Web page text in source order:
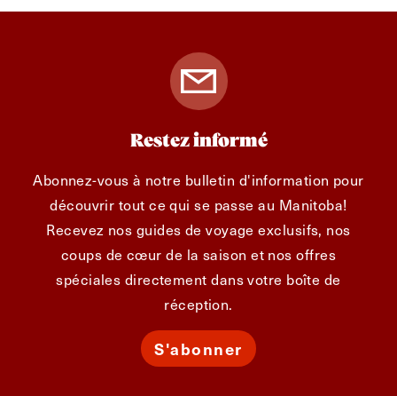
Restez informé
Abonnez-vous à notre bulletin d'information pour
découvrir tout ce qui se passe au Manitoba!
Recevez nos guides de voyage exclusifs, nos
coups de cœur de la saison et nos offres
spéciales directement dans votre boîte de
réception.
S'abonner